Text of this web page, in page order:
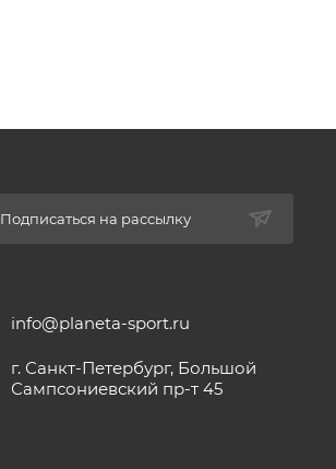
Подписаться на рассылку
info@planeta-sport.ru
г. Санкт-Петербург, Большой
Сампсониевский пр-т 45